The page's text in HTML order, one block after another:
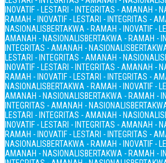
INOVATIF - LESTARI - INTEGRITAS - AMANAH -
RAMAH - INOVATIF - LESTARI - INTEGRITAS -
NASIONALISBERTAKWA - RAMAH - INOVATIF -
AMANAH - NASIONALISBERTAKWA - RAMAH -
INTEGRITAS - AMANAH - NASIONALIS
LESTARI - INTEGRITAS - AMANAH - NASIONALIS
INOVATIF - LESTARI - INTEGRITAS - AMANAH -
RAMAH - INOVATIF - LESTARI - INTEGRITAS -
NASIONALISBERTAKWA - RAMAH - INOVATIF -
AMANAH - NASIONALISBERTAKWA - RAMAH -
INTEGRITAS - AMANAH - NASIONALIS
LESTARI - INTEGRITAS - AMANAH - NASIONALIS
INOVATIF - LESTARI - INTEGRITAS - AMANAH -
RAMAH - INOVATIF - LESTARI - INTEGRITAS -
NASIONALISBERTAKWA - RAMAH - INOVATIF -
AMANAH - NASIONALISBERTAKWA - RAMAH -